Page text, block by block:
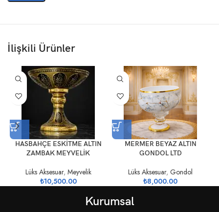
İlişkili Ürünler
HASBAHÇE ESKİTME ALTIN
ZAMBAK MEYVELİK
Lüks Aksesuar, Meyvelik
₺10,500.00
MERMER BEYAZ ALTIN
GONDOL LTD
Lüks Aksesuar, Gondol
₺8,000.00
Kurumsal